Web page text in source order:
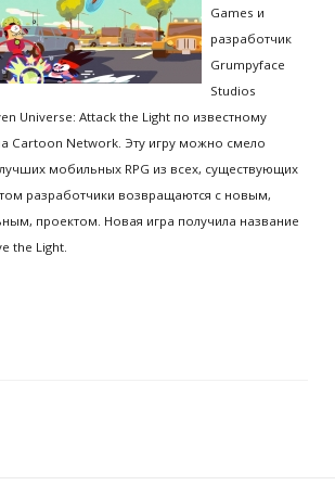
Games и
разработчик
Grumpyface
Studios
Universe: Attack the Light по известному
Cartoon Network. Эту игру можно смело
мобильных RPG из всех, существующих
разработчики возвращаются с новым,
проектом. Новая игра получила название
the Light.